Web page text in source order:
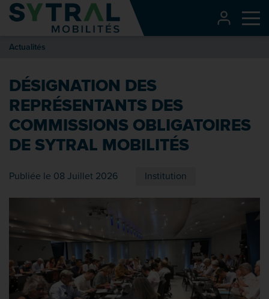
Contenu
Entête de page
Recherche
Pied de page
Actualités
DÉSIGNATION DES
REPRÉSENTANTS DES
COMMISSIONS OBLIGATOIRES
DE SYTRAL MOBILITÉS
Publiée le 08 Juillet 2026 Institution